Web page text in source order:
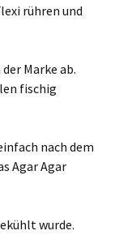
rühren und
Marke ab.
fischig
nach dem
Agar Agar
wurde.